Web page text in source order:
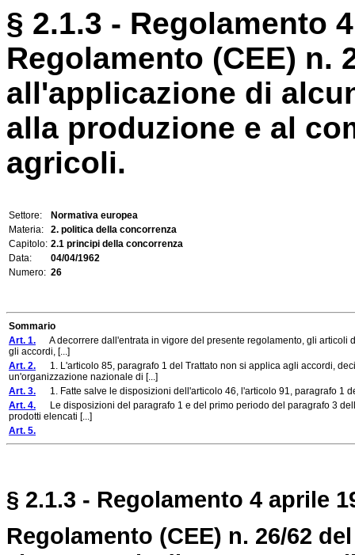
§ 2.1.3 - Regolamento
Regolamento (CEE) n.
all'applicazione di
alla produzione e al
agricoli.
Settore:
Normativa europea
Materia:
2. politica della concorrenza
Capitolo: 2.1 principi della concorrenza
Data:
04/04/1962
Numero: 26
Sommario
Art. 1. A decorrere dall'entrata in vigore del presente regolamento, gli articoli
gli accordi, [...]
Art. 2. 1. L'articolo 85, paragrafo 1 del Trattato non si applica agli accordi,
un'organizzazione nazionale di [...]
Art. 3. 1. Fatte salve le disposizioni dell'articolo 46, l'articolo 91, paragrafo 1
Art. 4. Le disposizioni del paragrafo 1 e del primo periodo del paragrafo 3
prodotti elencati [...]
Art. 5.
§ 2.1.3 - Regolamento 4 aprile
Regolamento (CEE) n. 26/62